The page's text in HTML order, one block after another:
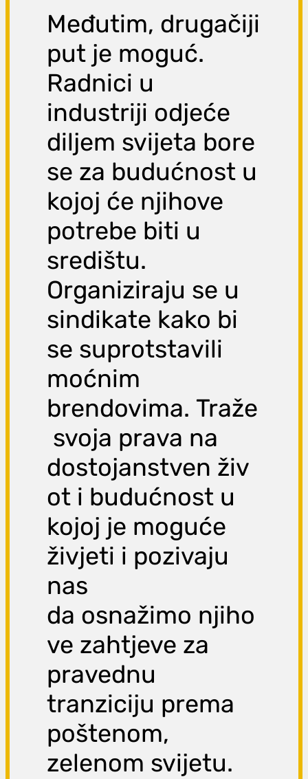
Međutim, drugačiji
put je moguć.
Radnici u
industriji odjeće
diljem svijeta bore
se za budućnost u
kojoj će njihove
potrebe biti u
središtu.
Organiziraju se u
sindikate kako bi
se suprotstavili
moćnim
brendovima. Traže
svoja prava na
dostojanstven živ
ot i budućnost u
kojoj je moguće
živjeti i pozivaju
nas
da osnažimo njiho
ve zahtjeve za
pravednu
tranziciju prema
poštenom,
zelenom svijetu.